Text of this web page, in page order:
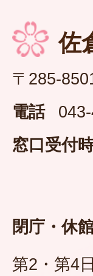
佐
〒285-
電話
窓口受付
閉庁・休
第2・第4